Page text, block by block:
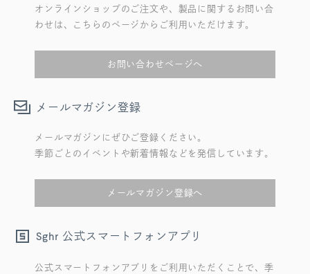
オンラインショップのご注文や、製品に関するお問い合
わせは、こちらのページからご利用いただけます。
お問い合わせページへ
メールマガジン登録
メールマガジンにぜひご登録ください。
季節ごとのイベントや新着情報などを発信しています。
メールマガジン登録へ
Sghr 公式スマートフォンアプリ
公式スマートフォンアプリをご利用いただくことで、季